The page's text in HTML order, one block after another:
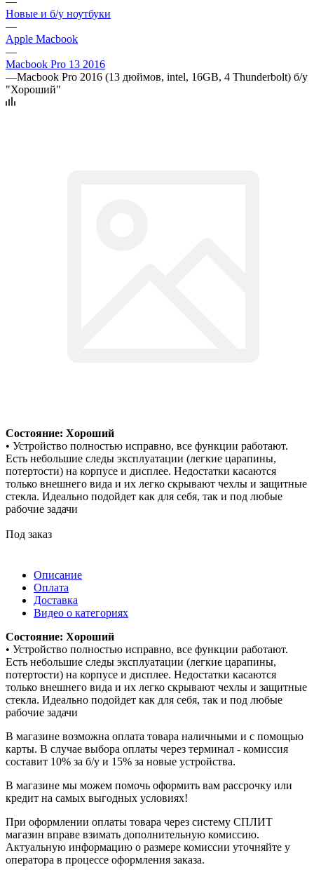
Новые и б/у ноутбуки
—
Apple Macbook
—
Macbook Pro 13 2016
—Macbook Pro 2016 (13 дюймов, intel, 16GB, 4 Thunderbolt) б/у
"Хороший"
Состояние: Хороший
• Устройство полностью исправно, все функции работают.
Есть небольшие следы эксплуатации (легкие царапины,
потертости) на корпусе и дисплее. Недостатки касаются
только внешнего вида и их легко скрывают чехлы и защитные
стекла. Идеально подойдет как для себя, так и под любые
рабочие задачи
Под заказ
Описание
Оплата
Доставка
Видео о категориях
Состояние: Хороший
• Устройство полностью исправно, все функции работают.
Есть небольшие следы эксплуатации (легкие царапины,
потертости) на корпусе и дисплее. Недостатки касаются
только внешнего вида и их легко скрывают чехлы и защитные
стекла. Идеально подойдет как для себя, так и под любые
рабочие задачи
В магазине возможна оплата товара наличными и с помощью
карты. В случае выбора оплаты через терминал - комиссия
составит 10% за б/у и 15% за новые устройства.
В магазине мы можем помочь оформить вам рассрочку или
кредит на самых выгодных условиях!
При оформлении оплаты товара через систему СПЛИТ
магазин вправе взимать дополнительную комиссию.
Актуальную информацию о размере комиссии уточняйте у
оператора в процессе оформления заказа.